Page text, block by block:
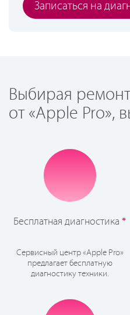
Записаться на
Выбирая
от «Apple Pro»,
Бесплатная диагностика *
Сервисный центр «Apple Pro»
предлагает бесплатную
диагностику техники.